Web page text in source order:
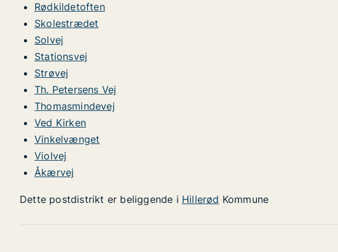
Rødkildetoften
Skolestrædet
Solvej
Stationsvej
Strøvej
Th. Petersens Vej
Thomasmindevej
Ved Kirken
Vinkelvænget
Violvej
Åkærvej
Dette postdistrikt er beliggende i Hillerød Kommune